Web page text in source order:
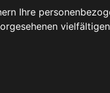
Ihre